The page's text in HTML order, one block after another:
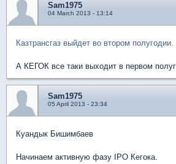
Sam1975
04 March 2013 - 13:14
Казтрансгаз выйдет во втором полугодии.
А КЕГОК все таки выходит в первом
Sam1975
05 April 2013 - 23:34
Куандык Бишимбаев
Начинаем активную фазу IPO Кегока.